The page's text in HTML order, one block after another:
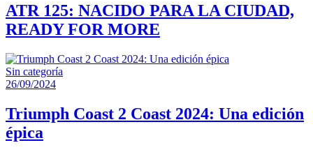
ATR 125: NACIDO PARA LA CIUDAD,
READY FOR MORE
Sin categoría
26/09/2024
Triumph Coast 2 Coast 2024: Una edición
épica